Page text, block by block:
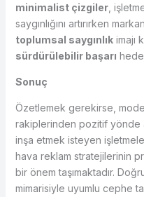
minimalist çizgiler,
saygınlığını artırırken
toplumsal saygınlıkimajı
sürdürülebilir başarı
Sonuç
Özetlemek gerekirse,
rakiplerinden pozitif yönde
inşa etmek isteyen
hava reklam stratejilerinin
bir önem taşımaktadır.
mimarisiyle uyumlu cephe